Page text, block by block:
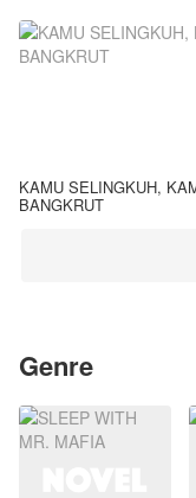
KAMU SELINGKUH,
BANGKRUT
Genre